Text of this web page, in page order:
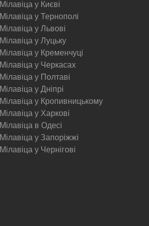
Мілавіца у Києві
Мілавіца у Тернополі
Мілавіца у Львові
Мілавіца у Луцьку
Мілавіца у Кременчуці
Мілавіца у Черкасах
Мілавіца у Полтаві
Мілавіца у Дніпрі
Мілавіца у Кропивницькому
Мілавіца у Харкові
Мілавіца в Одесі
Мілавіца у Запоріжжі
Мілавіца у Чернігові